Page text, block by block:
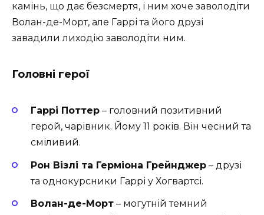
камінь, що дає безсмертя, і ним хоче заволодіти
Волан-де-Морт, але Гаррі та його друзі
завадили лиходію заволодіти ним.
Головні герої
Гаррі Поттер – головний позитивний
герой, чарівник. Йому 11 років. Він чесний та
сміливий.
Рон Візлі та Герміона Грейнджер – друзі
та однокурсники Гаррі у Хогвартсі.
Волан-де-Морт – могутній темний